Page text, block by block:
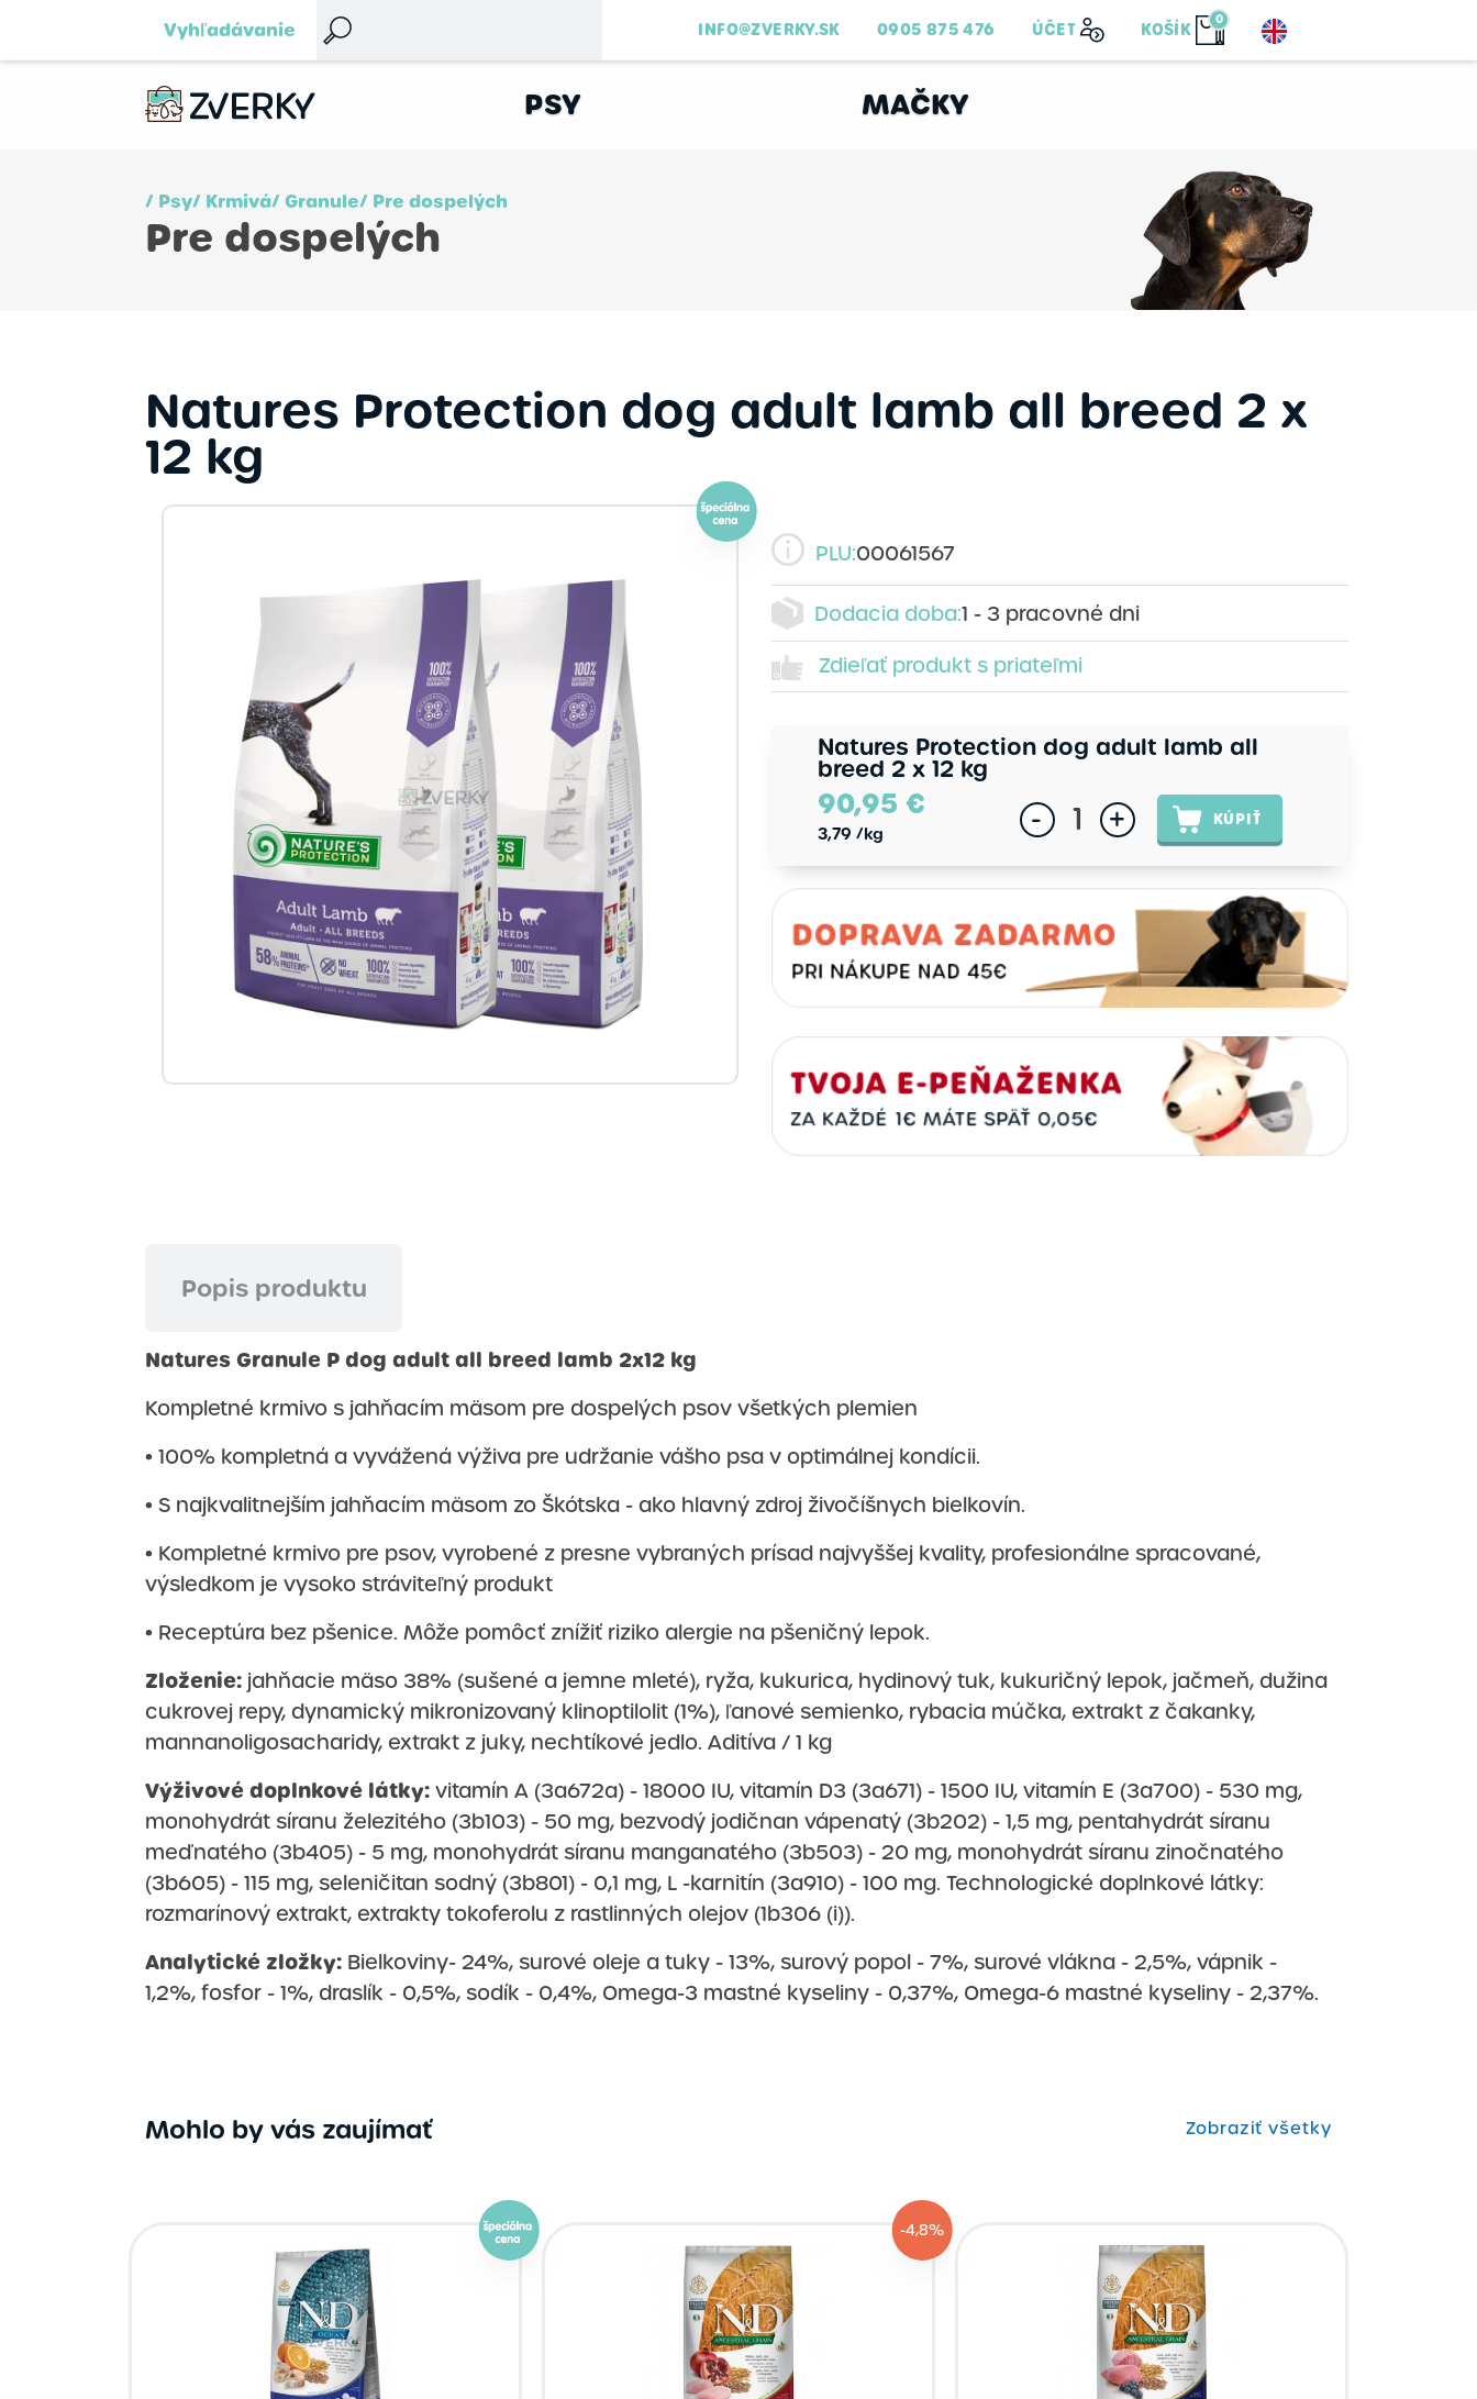
Vyhľadávanie INFO@ZVERKY.SK 0905 875 476 ÚČET KOŠÍK
0
PSY MAČKY
/ Psy/ Krmivá/ Granule/ Pre dospelých
Pre dospelých
Natures Protection dog adult lamb all breed 2 x
12 kg
PLU:00061567
Dodacia doba:1 - 3 pracovné dni
Zdieľať produkt s priateľmi
Natures Protection dog adult lamb all
breed 2 x 12 kg
90,95 €
3,79 /kg - + KÚPIŤ
Popis produktu
Natures Granule P dog adult all breed lamb 2x12 kg
Kompletné krmivo s jahňacím mäsom pre dospelých psov všetkých plemien
• 100% kompletná a vyvážená výživa pre udržanie vášho psa v optimálnej kondícii.
• S najkvalitnejším jahňacím mäsom zo Škótska - ako hlavný zdroj živočíšnych bielkovín.
• Kompletné krmivo pre psov, vyrobené z presne vybraných prísad najvyššej kvality, profesionálne spracované,
výsledkom je vysoko stráviteľný produkt
• Receptúra bez pšenice. Môže pomôcť znížiť riziko alergie na pšeničný lepok.
Zloženie: jahňacie mäso 38% (sušené a jemne mleté), ryža, kukurica, hydinový tuk, kukuričný lepok, jačmeň, dužina
cukrovej repy, dynamický mikronizovaný klinoptilolit (1%), ľanové semienko, rybacia múčka, extrakt z čakanky,
mannanoligosacharidy, extrakt z juky, nechtíkové jedlo. Aditíva / 1 kg
Výživové doplnkové látky: vitamín A (3a672a) - 18000 IU, vitamín D3 (3a671) - 1500 IU, vitamín E (3a700) - 530 mg,
monohydrát síranu železitého (3b103) - 50 mg, bezvodý jodičnan vápenatý (3b202) - 1,5 mg, pentahydrát síranu
meďnatého (3b405) - 5 mg, monohydrát síranu manganatého (3b503) - 20 mg, monohydrát síranu zinočnatého
(3b605) - 115 mg, seleničitan sodný (3b801) - 0,1 mg, L -karnitín (3a910) - 100 mg. Technologické doplnkové látky:
rozmarínový extrakt, extrakty tokoferolu z rastlinných olejov (1b306 (i)).
Analytické zložky: Bielkoviny- 24%, surové oleje a tuky - 13%, surový popol - 7%, surové vlákna - 2,5%, vápnik -
1,2%, fosfor - 1%, draslík - 0,5%, sodík - 0,4%, Omega-3 mastné kyseliny - 0,37%, Omega-6 mastné kyseliny - 2,37%.
Mohlo by vás zaujímať Zobraziť všetky
-4,8%